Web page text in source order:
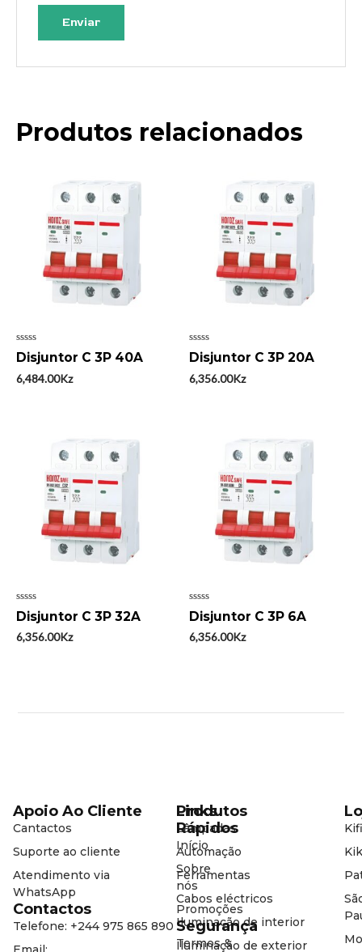
Produtos relacionados
Avaliação
0
de
5
Disjuntor C 3P 40A
6,484.00Kz
Avaliação
0
de
5
Disjuntor C 3P 20A
6,356.00Kz
Avaliação
0
de
5
Disjuntor C 3P 32A
6,356.00Kz
Avaliação
0
de
5
Disjuntor C 3P 6A
6,356.00Kz
Produtos
Lâmpadas
Automação
Ferramentas
Cabos eléctricos
Iluminação de interior
Iluminação de exterior
Links
Rápidos
Início
Sobre
nós
Promoções
Segurança
Termos &
Apoio Ao Cliente
Cantactos
Suporte ao cliente
Atendimento via
WhatsApp
Contactos
Telefone: +244 975 865 890